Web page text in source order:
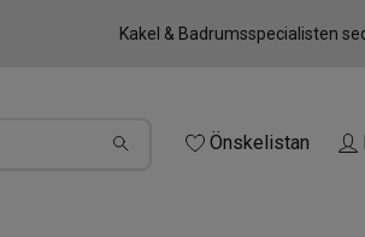
Kakel & Badrumsspecialisten
Önskelistan